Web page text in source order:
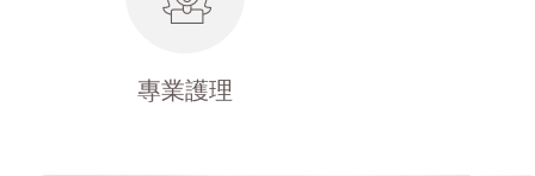
專業護理